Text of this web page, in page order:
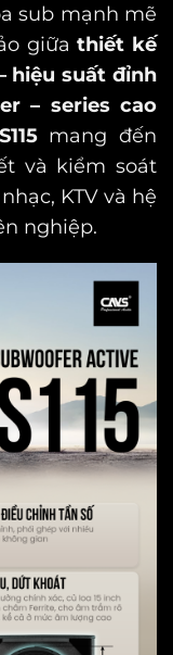
sub mạnh mẽ
giữathiết kế
hiệu suất đỉnh
– series cao
mang đến
và kiểm soát
KTV và hệ
nghiệp.